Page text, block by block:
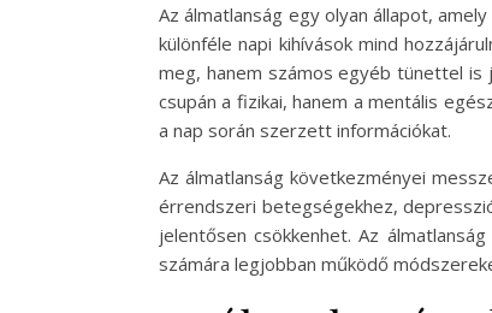
Az álmatlanság egy olyan állapot,
különféle napi kihívások mind
meg, hanem számos egyéb tünettel is
csupán a fizikai, hanem a mentális
a nap során szerzett információkat.
Az álmatlanság következményei
érrendszeri betegségekhez,
jelentősen csökkenhet. Az
számára legjobban működő